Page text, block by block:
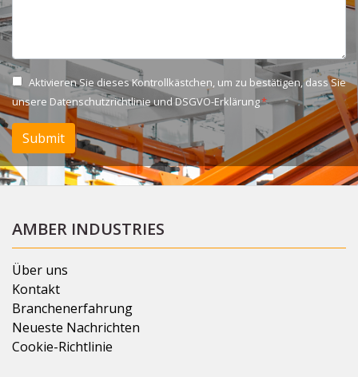
Aktivieren Sie dieses Kontrollkästchen, um zu bestätigen, dass Sie
unsere Datenschutzrichtlinie und DSGVO-Erklärung
Submit
AMBER INDUSTRIES
Über uns
Kontakt
Branchenerfahrung
Neueste Nachrichten
Cookie-Richtlinie